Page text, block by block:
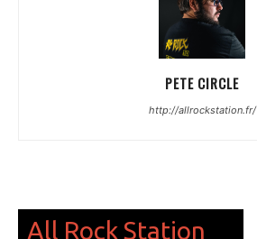
PETE CIRCLE
http://allrockstation.fr/